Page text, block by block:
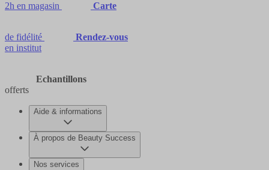
2h en magasin Carte
de fidélité
Rendez-vous
en institut
Echantillons
offerts
Aide & informations
À propos de Beauty Success
Nos services